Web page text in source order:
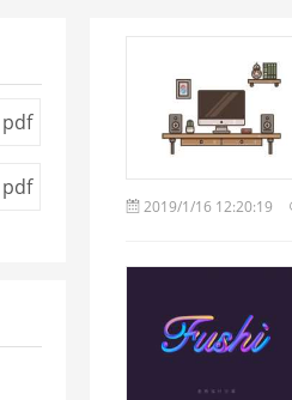
pdf
1
pdf
2019/1/16 12:20:19